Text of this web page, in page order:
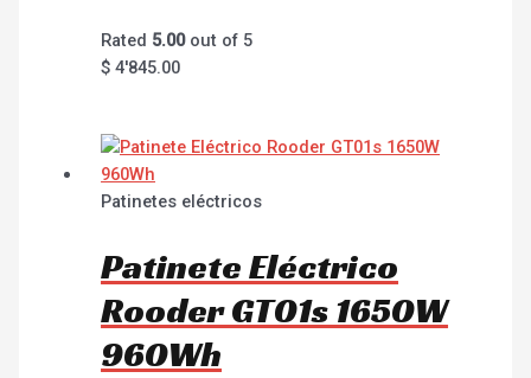
Rated 5.00out of 5
$ 4'845.00
Patinetes eléctricos
Patinete Eléctrico
Rooder GT01s 1650W
960Wh